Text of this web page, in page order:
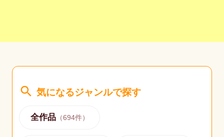
search 気になるジャンルで探す
全作品（694件）